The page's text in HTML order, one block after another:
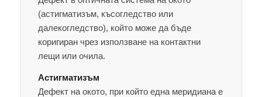
(астигматизъм, късогледство или
далекогледство), който може да бъде
коригиран чрез използване на контактни
лещи или очила.
Астигматизъм
Дефект на окото, при който една меридиана е